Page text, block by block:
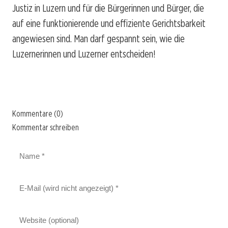
Justiz in Luzern und für die Bürgerinnen und Bürger, die
auf eine funktionierende und effiziente Gerichtsbarkeit
angewiesen sind. Man darf gespannt sein, wie die
Luzernerinnen und Luzerner entscheiden!
Kommentare (0)
Kommentar schreiben